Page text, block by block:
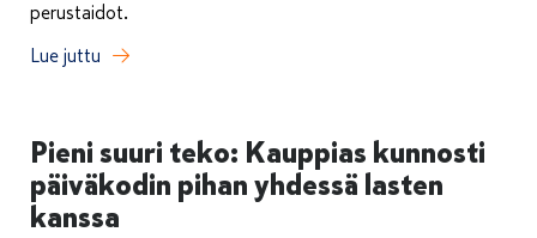
perustaidot.
Lue juttu
Pieni suuri teko: Kauppias kunnosti
päiväkodin pihan yhdessä lasten
kanssa